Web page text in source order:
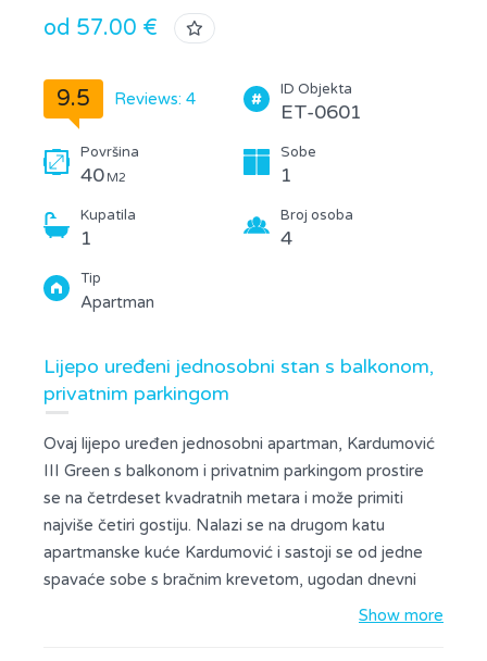
od 57.00 €
9.5 Reviews: 4 ID Objekta
ET-0601
Površina
40 M2
Sobe
1
Kupatila
1
Broj osoba
4
Tip
Apartman
Lijepo uređeni jednosobni stan s balkonom,
privatnim parkingom
Ovaj lijepo uređen jednosobni apartman, Kardumović
III Green s balkonom i privatnim parkingom prostire
se na četrdeset kvadratnih metara i može primiti
najviše četiri gostiju. Nalazi se na drugom katu
apartmanske kuće Kardumović i sastoji se od jedne
spavaće sobe s bračnim krevetom, ugodan dnevni
boravak s kaučem na razvlačenje za 2 dodatneShow more